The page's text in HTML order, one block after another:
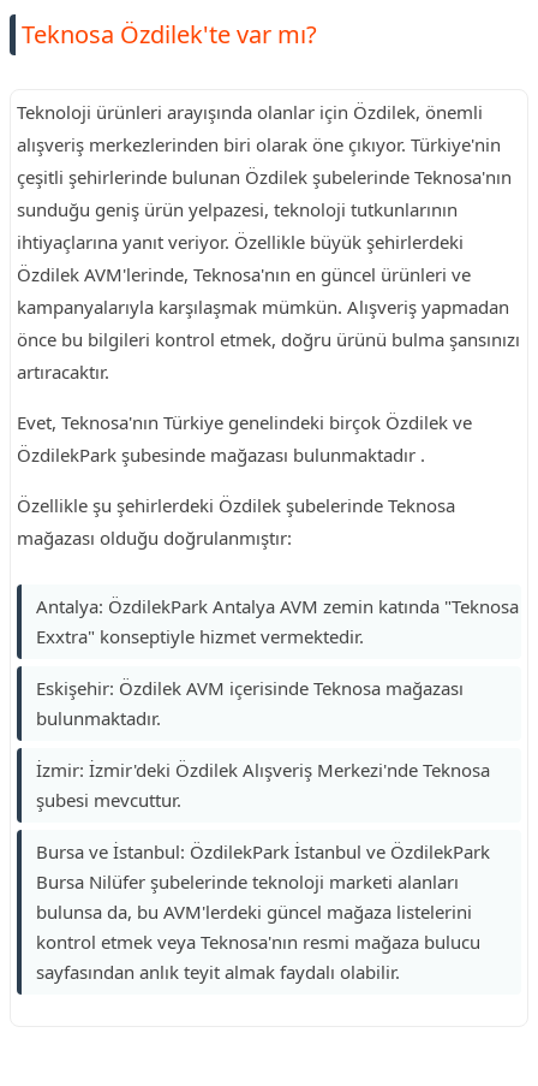
Teknosa Özdilek'te var mı?
Teknoloji ürünleri arayışında olanlar için Özdilek, önemli
alışveriş merkezlerinden biri olarak öne çıkıyor. Türkiye'nin
çeşitli şehirlerinde bulunan Özdilek şubelerinde Teknosa'nın
sunduğu geniş ürün yelpazesi, teknoloji tutkunlarının
ihtiyaçlarına yanıt veriyor. Özellikle büyük şehirlerdeki
Özdilek AVM'lerinde, Teknosa'nın en güncel ürünleri ve
kampanyalarıyla karşılaşmak mümkün. Alışveriş yapmadan
önce bu bilgileri kontrol etmek, doğru ürünü bulma şansınızı
artıracaktır.
Evet, Teknosa'nın Türkiye genelindeki birçok Özdilek ve
ÖzdilekPark şubesinde mağazası bulunmaktadır .
Özellikle şu şehirlerdeki Özdilek şubelerinde Teknosa
mağazası olduğu doğrulanmıştır:
Antalya: ÖzdilekPark Antalya AVM zemin katında "Teknosa
Exxtra" konseptiyle hizmet vermektedir.
Eskişehir: Özdilek AVM içerisinde Teknosa mağazası
bulunmaktadır.
İzmir: İzmir'deki Özdilek Alışveriş Merkezi'nde Teknosa
şubesi mevcuttur.
Bursa ve İstanbul: ÖzdilekPark İstanbul ve ÖzdilekPark
Bursa Nilüfer şubelerinde teknoloji marketi alanları
bulunsa da, bu AVM'lerdeki güncel mağaza listelerini
kontrol etmek veya Teknosa'nın resmi mağaza bulucu
sayfasından anlık teyit almak faydalı olabilir.